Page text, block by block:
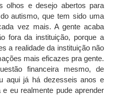
olhos e desejo abertos para
autismo, que tem sido uma
vez mais. A gente acaba
fora da instituição, porque a
a realidade da instituição não
mais eficazes pra gente.
financeira mesmo, de
aqui já há dezesseis anos e
eu realmente pude aprender